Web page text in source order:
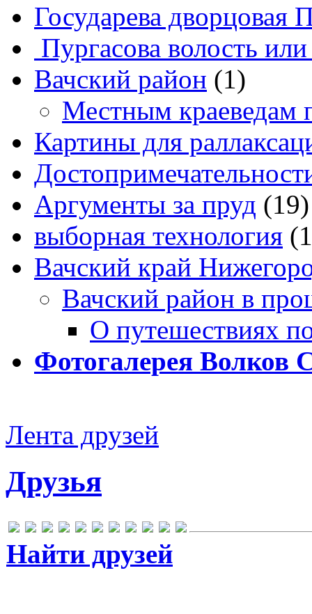
Государева дворцовая
Пургасова волость
Вачский район (1)
Местным краеведам
Картины для
Аргументы за пруд (19)
выборная технология
Вачский край
Вачский район в
О путешествиях
Фотогалерея Волков
Лента друзей
Друзья
Найти друзей